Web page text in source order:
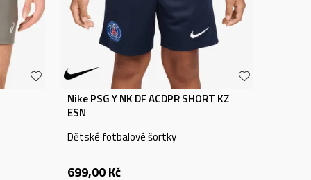
Nike PSG Y NK DF ACDPR SHORT KZ
ESN
Dětské fotbalové šortky
699,00Kč